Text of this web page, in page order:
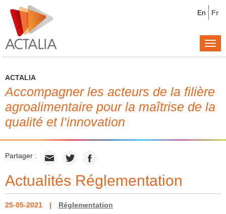
Fr
En
ACTALIA
Accompagner les acteurs de la filière
agroalimentaire pour la maîtrise de la
qualité et l’innovation
Partager :
Actualités Réglementation
25-05-2021 Réglementation